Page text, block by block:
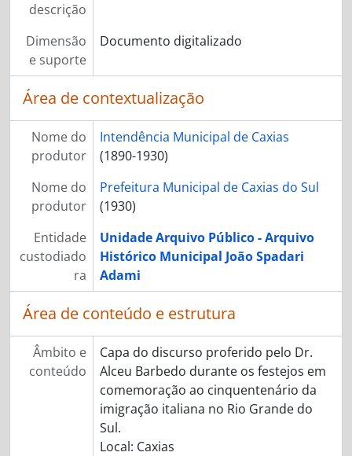
descrição
Dimensão
e suporte
Documento digitalizado
Área de contextualização
Nome do
produtor
Intendência Municipal de Caxias
(1890-1930)
Nome do
produtor
Prefeitura Municipal de Caxias do Sul
(1930)
Entidade
custodiado
ra
Unidade Arquivo Público - Arquivo
Histórico Municipal João Spadari
Adami
Área de conteúdo e estrutura
Âmbito e
conteúdo
Capa do discurso proferido pelo Dr.
Alceu Barbedo durante os festejos em
comemoração ao cinquentenário da
imigração italiana no Rio Grande do
Sul.
Local: Caxias